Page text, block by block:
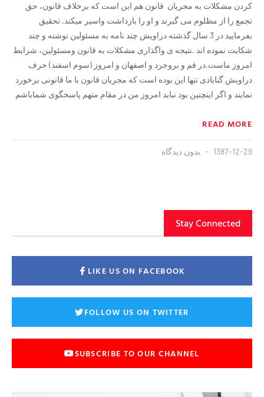
کردن مشکلات به مجریان قانون هم این است که برخلاف قانون، حق
تجمع را از مظلوم می گیرند و او را بازداشت واسیر میکند. تحقیق
بفرمایید در 3 سال گذشته دراویش چند نامه به مسئولین نوشته و چند
شکایت نموده اند .نتیجه ی واگذاری مشکلات به قانون ومسئولین، شرایط
امروز ماست.در قم و بروجرد و اصفهان و امروز (سوم اسفند) حرف
دراویش گنابادی تنها این بوده است که مجریان قانون با ما قانونی برخورد
نمایند و اگر اینچنین بود نباید امروز من در مقام متهم پاسخگوی شماباشم
READ MORE
1387-12-29 بدون دیدگاه
Stay Connected
LIKE US ON FACEBOOK
FOLLOW US ON TWITTER
SUBSCRIBE TO OUR CHANNEL